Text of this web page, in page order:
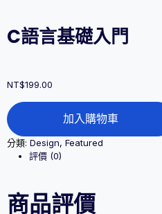
C語言基礎入門
NT$199.00
C
語
言
基
數
加入購物車
分類: Design, Featured
評價 (0)
商品評價